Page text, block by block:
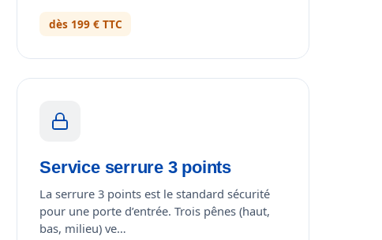
dès 199 € TTC
Service serrure 3 points
La serrure 3 points est le standard sécurité
pour une porte d’entrée. Trois pênes (haut,
bas, milieu) ve…